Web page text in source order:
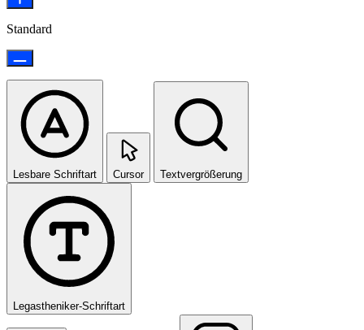
Standard
Lesbare Schriftart Cursor Textvergrößerung
Legastheniker-Schriftart